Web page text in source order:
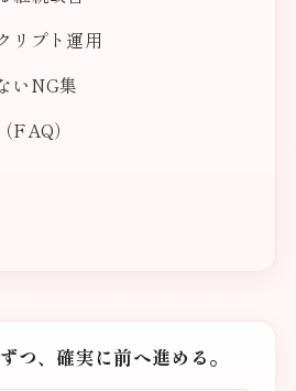
リプト運用
いNG集
FAQ）
つ、確実に前へ進める。